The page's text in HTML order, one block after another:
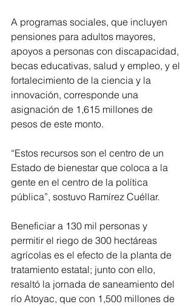
A programas sociales, que incluyen
pensiones para adultos mayores,
apoyos a personas con discapacidad,
becas educativas, salud y empleo, y el
fortalecimiento de la ciencia y la
innovación, corresponde una
asignación de 1,615 millones de
pesos de este monto.
“Estos recursos son el centro de un
Estado de bienestar que coloca a la
gente en el centro de la política
pública”, sostuvo Ramírez Cuéllar.
Beneficiar a 130 mil personas y
permitir el riego de 300 hectáreas
agrícolas es el efecto de la planta de
tratamiento estatal; junto con ello,
resaltó la jornada de saneamiento del
río Atoyac, que con 1,500 millones de